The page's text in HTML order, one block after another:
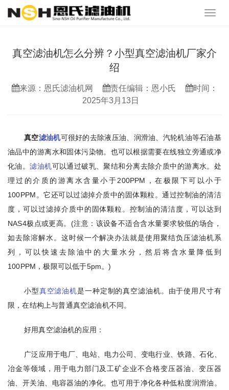
真空滤油机怎么分辨？小型真空滤油机厂家介
绍
来源：恩氏滤油机网 责任编辑：恩小氏
时间：
2025年3月13日
真空滤油机可很好的去除液压油、润滑油、汽轮机油等石油基
油品中的游离水和固体污染物。也可以根据需要在线独立旁通或净
化油。滤油机可以通过破乳、聚结和分离去除介质中的游离水。处
理过的介质的游离水含量小于200PPM，在极限下可以小于
100PPM。它还可以过滤掉介质中的固体颗粒。通过控制油的清洁
度，可以过滤掉介质中的固体颗粒。控制油的清洁度，可以达到
NAS4极点或更高。(注意：该设备不适合含水量要求较低的场合，
如去除溶解水。这时候一个解决办法就是使用聚结负压滤油机系
列，可以快速去除油中的大量水分，然后将含水量降低到
100PPM，极限可以低于5pm。)
小型真空滤油机是一种定制的真空滤油机。由于使用尺寸有
限，在结构上与普通真空滤油机不同。
好用真空滤油机的应用：
广泛应用于电厂、电站、电力公司、变电行业、铁路、石化、
冶金等领域，用于电力部门及工矿企业不合格变压器油、变压器
油、开关油、电容器油的净化。也可用于净化各种低粘度润滑油。